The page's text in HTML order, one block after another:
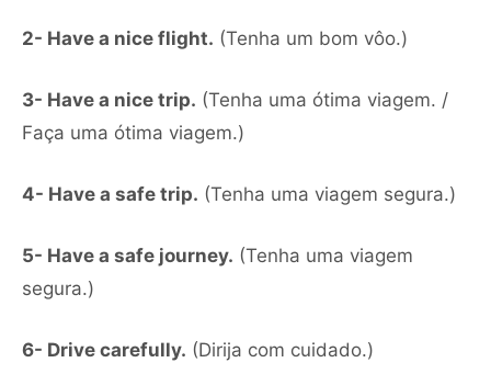
2- Have a nice flight. (Tenha um bom vôo.)
3- Have a nice trip. (Tenha uma ótima viagem. /
Faça uma ótima viagem.)
4- Have a safe trip. (Tenha uma viagem segura.)
5- Have a safe journey. (Tenha uma viagem
segura.)
6- Drive carefully. (Dirija com cuidado.)